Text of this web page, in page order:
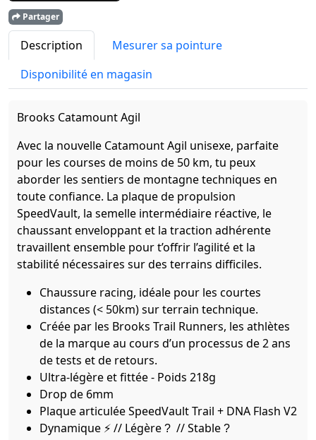
Partager
Description
Mesurer sa pointure
Disponibilité en magasin
Brooks Catamount Agil
Avec la nouvelle Catamount Agil unisexe, parfaite
pour les courses de moins de 50 km, tu peux
aborder les sentiers de montagne techniques en
toute confiance. La plaque de propulsion
SpeedVault, la semelle intermédiaire réactive, le
chaussant enveloppant et la traction adhérente
travaillent ensemble pour t’offrir l’agilité et la
stabilité nécessaires sur des terrains difficiles.
Chaussure racing, idéale pour les courtes
distances (< 50km) sur terrain technique.
Créée par les Brooks Trail Runners, les athlètes
de la marque au cours d’un processus de 2 ans
de tests et de retours.
Ultra-légère et fittée - Poids 218g
Drop de 6mm
Plaque articulée SpeedVault Trail + DNA Flash V2
Dynamique ⚡ // Légère ? // Stable ?